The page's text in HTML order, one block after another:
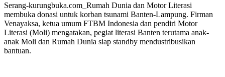
Serang-kurungbuka.com_Rumah Dunia dan Motor Literasi
membuka donasi untuk korban tsunami Banten-Lampung. Firman
Venayaksa, ketua umum FTBM Indonesia dan pendiri Motor
Literasi (Moli) mengatakan, pegiat literasi Banten terutama anak-
anak Moli dan Rumah Dunia siap standby mendustribusikan
bantuan.